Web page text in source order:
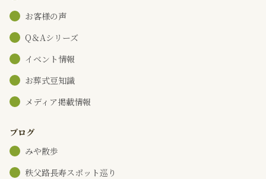
お客様の声
Q＆Aシリーズ
イベント情報
お葬式豆知識
メディア掲載情報
ブログ
みや散歩
秩父路長寿スポット巡り